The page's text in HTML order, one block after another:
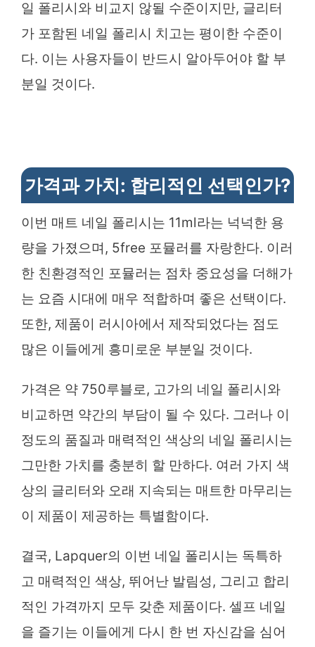
일 폴리시와 비교지 않될 수준이지만, 글리터
가 포함된 네일 폴리시 치고는 평이한 수준이
다. 이는 사용자들이 반드시 알아두어야 할 부
분일 것이다.
가격과 가치: 합리적인 선택인가?
이번 매트 네일 폴리시는 11ml라는 넉넉한 용
량을 가졌으며, 5free 포뮬러를 자랑한다. 이러
한 친환경적인 포뮬러는 점차 중요성을 더해가
는 요즘 시대에 매우 적합하며 좋은 선택이다.
또한, 제품이 러시아에서 제작되었다는 점도
많은 이들에게 흥미로운 부분일 것이다.
가격은 약 750루블로, 고가의 네일 폴리시와
비교하면 약간의 부담이 될 수 있다. 그러나 이
정도의 품질과 매력적인 색상의 네일 폴리시는
그만한 가치를 충분히 할 만하다. 여러 가지 색
상의 글리터와 오래 지속되는 매트한 마무리는
이 제품이 제공하는 특별함이다.
결국, Lapquer의 이번 네일 폴리시는 독특하
고 매력적인 색상, 뛰어난 발림성, 그리고 합리
적인 가격까지 모두 갖춘 제품이다. 셀프 네일
을 즐기는 이들에게 다시 한 번 자신감을 심어